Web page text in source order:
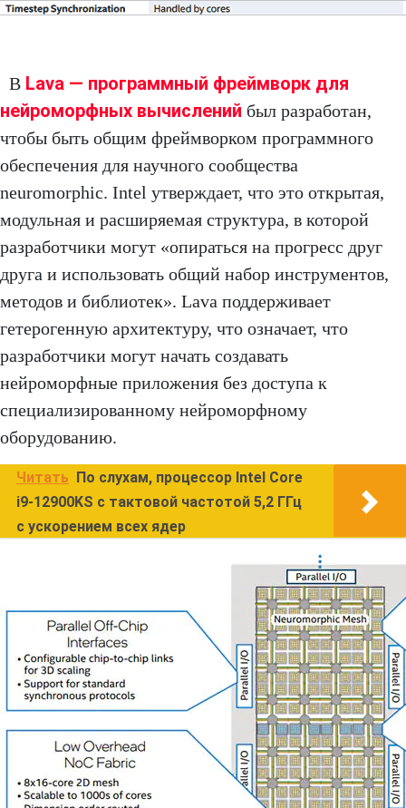
В Lava — программный фреймворк для
нейроморфных вычислений был разработан,
чтобы быть общим фреймворком программного
обеспечения для научного сообщества
neuromorphic. Intel утверждает, что это открытая,
модульная и расширяемая структура, в которой
разработчики могут «опираться на прогресс друг
друга и использовать общий набор инструментов,
методов и библиотек». Lava поддерживает
гетерогенную архитектуру, что означает, что
разработчики могут начать создавать
нейроморфные приложения без доступа к
специализированному нейроморфному
оборудованию.
Читать
По слухам, процессор Intel Core
i9-12900KS с тактовой частотой 5,2 ГГц
с ускорением всех ядер